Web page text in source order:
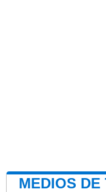
MEDIOS DE